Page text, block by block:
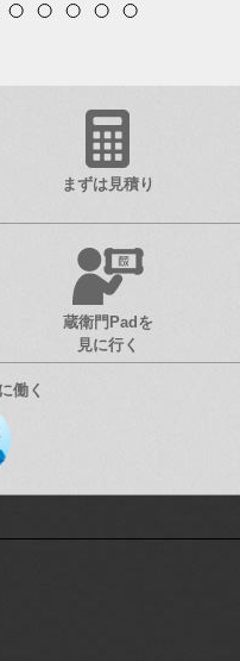
まずは見積り
蔵衛門Padを
見に行く